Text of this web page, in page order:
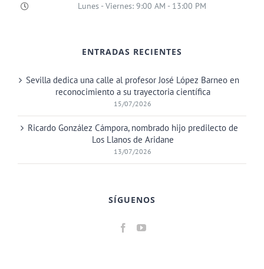
Lunes - Viernes: 9:00 AM - 13:00 PM
ENTRADAS RECIENTES
Sevilla dedica una calle al profesor José López Barneo en
reconocimiento a su trayectoria científica
15/07/2026
Ricardo González Cámpora, nombrado hijo predilecto de
Los Llanos de Aridane
13/07/2026
SÍGUENOS